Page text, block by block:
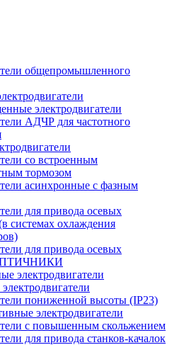
общепромышленного
электродвигатели
АДЧР для частотного
со встроенным
тормозом
асинхронные с фазным
для привода осевых
системах охлаждения
для привода осевых
ПТИЧНИКИ
электродвигатели
пониженной высоты (IP23)
электродвигатели
с повышенным скольжением
для привода станков-качалок